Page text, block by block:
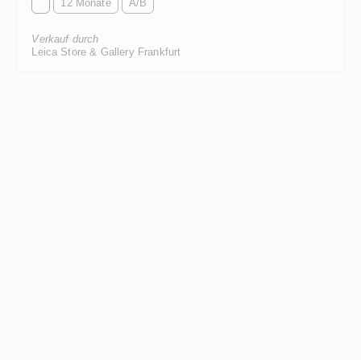
Leica Store & Gallery Frankfurt